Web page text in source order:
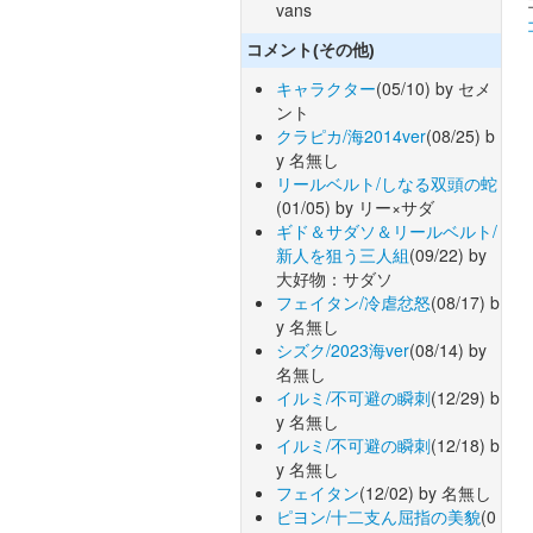
vans
コメント(その他)
キャラクター(05/10) by セメ
ント
クラピカ/海2014ver(08/25) b
y 名無し
リールベルト/しなる双頭の蛇
(01/05) by リー×サダ
ギド＆サダソ＆リールベルト/
新人を狙う三人組(09/22) by
大好物：サダソ
フェイタン/冷虐忿怒(08/17) b
y 名無し
シズク/2023海ver(08/14) by
名無し
イルミ/不可避の瞬刺(12/29) b
y 名無し
イルミ/不可避の瞬刺(12/18) b
y 名無し
フェイタン(12/02) by 名無し
ピヨン/十二支ん屈指の美貌(0